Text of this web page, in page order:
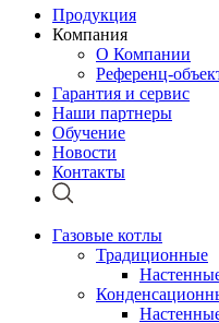
Продукция
Компания
О Компании
Референц-
Гарантия и сервис
Наши партнеры
Обучение
Новости
Контакты
Газовые котлы
Традиционные